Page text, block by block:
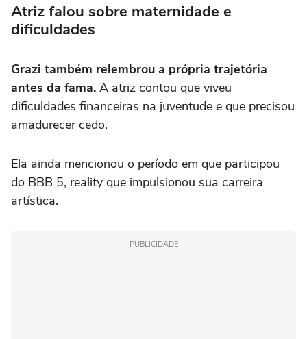
Atriz falou sobre maternidade e
dificuldades
Grazi também relembrou a própria trajetória
antes da fama. A atriz contou que viveu
dificuldades financeiras na juventude e que precisou
amadurecer cedo.
Ela ainda mencionou o período em que participou
do BBB 5, reality que impulsionou sua carreira
artística.
PUBLICIDADE